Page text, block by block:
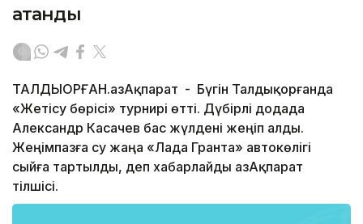
атанды
ТАЛДЫҚОРҒАН.ҚазАқпарат - Бүгін Талдықорғанда
«Жетісу бөрісі» турнирі өтті. Дүбірлі додада
Александр Касачев бас жүлдені жеңіп алды.
Жеңімпазға су жаңа «Лада Гранта» автокөлігі
сыйға тартылды, деп хабарлайды ҚазАқпарат
тілшісі.